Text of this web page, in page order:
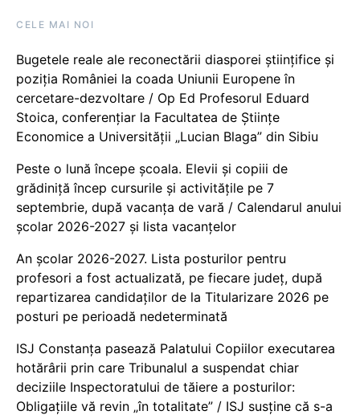
CELE MAI NOI
Bugetele reale ale reconectării diasporei științifice și
poziția României la coada Uniunii Europene în
cercetare-dezvoltare / Op Ed Profesorul Eduard
Stoica, conferențiar la Facultatea de Științe
Economice a Universității „Lucian Blaga” din Sibiu
Peste o lună începe școala. Elevii și copiii de
grădiniță încep cursurile și activitățile pe 7
septembrie, după vacanța de vară / Calendarul anului
școlar 2026-2027 și lista vacanțelor
An școlar 2026-2027. Lista posturilor pentru
profesori a fost actualizată, pe fiecare județ, după
repartizarea candidaților de la Titularizare 2026 pe
posturi pe perioadă nedeterminată
ISJ Constanța pasează Palatului Copiilor executarea
hotărârii prin care Tribunalul a suspendat chiar
deciziile Inspectoratului de tăiere a posturilor:
Obligațiile vă revin „în totalitate” / ISJ susține că s-a